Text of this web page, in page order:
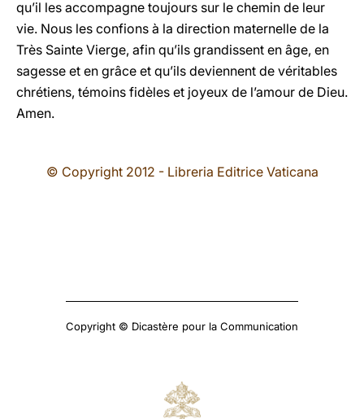
qu’il les accompagne toujours sur le chemin de leur
vie. Nous les confions à la direction maternelle de la
Très Sainte Vierge, afin qu’ils grandissent en âge, en
sagesse et en grâce et qu’ils deviennent de véritables
chrétiens, témoins fidèles et joyeux de l’amour de Dieu.
Amen.
© Copyright 2012 - Libreria Editrice Vaticana
Copyright © Dicastère pour la Communication